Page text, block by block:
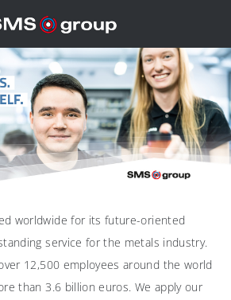
worldwide for its future-oriented
service for the metals industry.
12,500 employees around the world
than 3.6 billion euros. We apply our